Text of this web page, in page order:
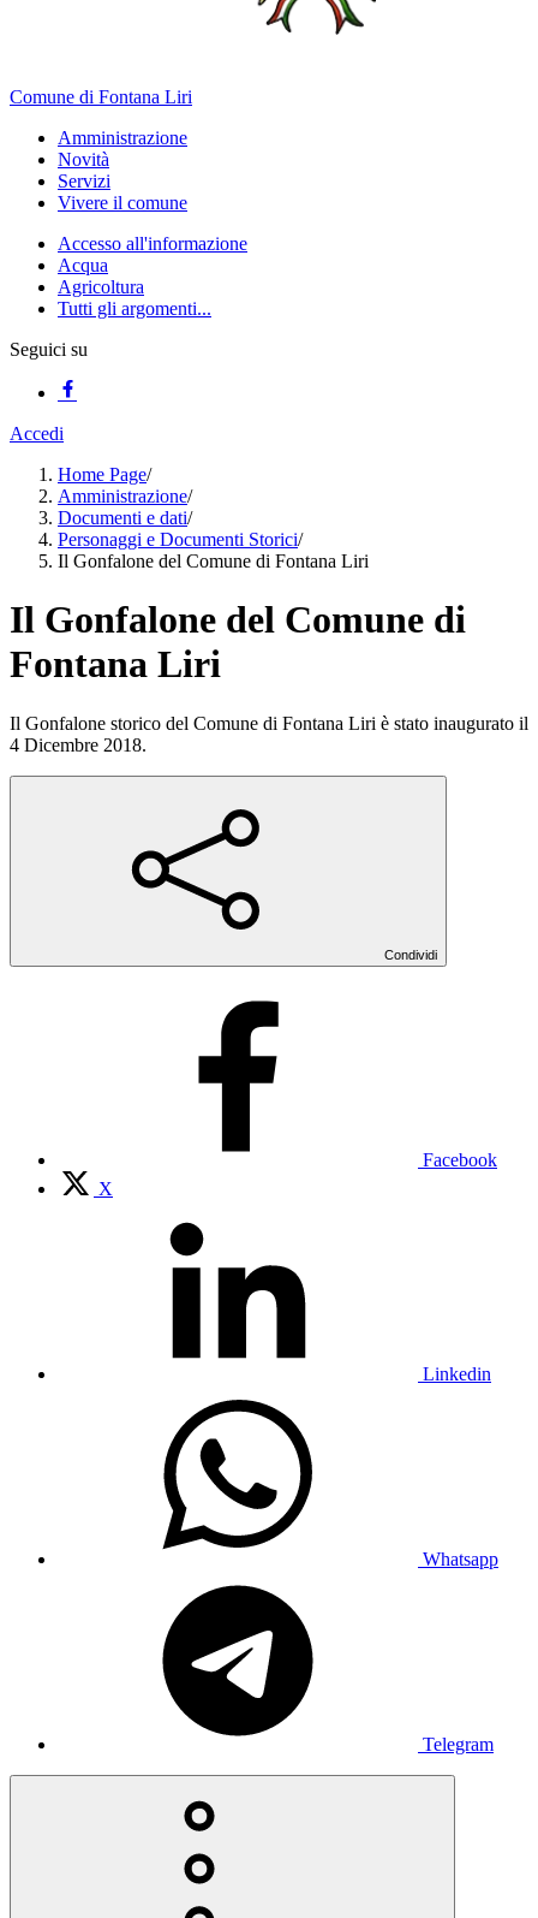
Comune di Fontana Liri
Amministrazione
Novità
Servizi
Vivere il comune
Accesso all'informazione
Acqua
Agricoltura
Tutti gli argomenti...
Seguici su
Accedi
Home Page/
Amministrazione/
Documenti e dati/
Personaggi e Documenti Storici/
Il Gonfalone del Comune di Fontana Liri
Il Gonfalone del Comune di
Fontana Liri
Il Gonfalone storico del Comune di Fontana Liri è stato inaugurato il
4 Dicembre 2018.
Condividi
Facebook
X
Linkedin
Whatsapp
Telegram